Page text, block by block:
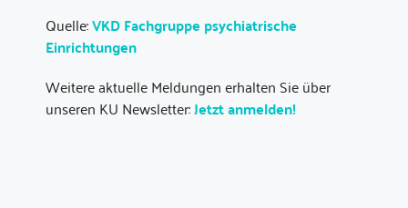
Quelle:VKD Fachgruppe psychiatrische
Einrichtungen
Weitere aktuelle Meldungen erhalten Sie über
unseren KU Newsletter:Jetzt anmelden!